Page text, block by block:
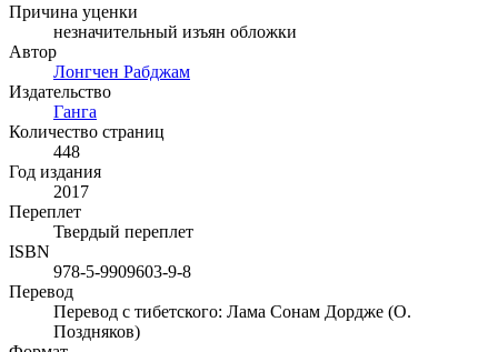
Причина уценки
незначительный изъян обложки
Автор
Лонгчен Рабджам
Издательство
Ганга
Количество страниц
448
Год издания
2017
Переплет
Твердый переплет
ISBN
978-5-9909603-9-8
Перевод
Перевод с тибетского: Лама Сонам Дордже (О.
Поздняков)